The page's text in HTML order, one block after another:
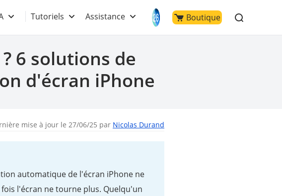
Tutoriels Assistance Boutique
6 solutions de
d'écran iPhone
mise à jour le 27/06/25 par Nicolas Durand
automatique de l'écran iPhone ne
l'écran ne tourne plus. Quelqu'un